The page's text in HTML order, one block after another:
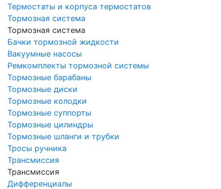
Термостаты и корпуса термостатов
Тормозная система
Тормозная система
Бачки тормозной жидкости
Вакуумные насосы
Ремкомплекты тормозной системы
Тормозные барабаны
Тормозные диски
Тормозные колодки
Тормозные суппорты
Тормозные цилиндры
Тормозные шланги и трубки
Тросы ручника
Трансмиссия
Трансмиссия
Дифференциалы